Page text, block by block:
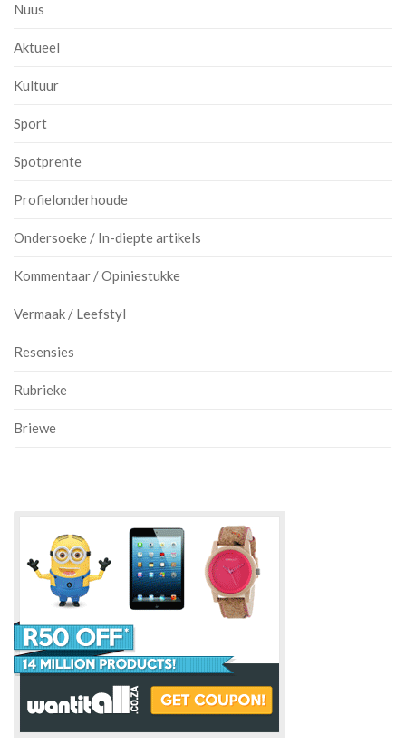
Nuus
Aktueel
Kultuur
Sport
Spotprente
Profielonderhoude
Ondersoeke / In-diepte artikels
Kommentaar / Opiniestukke
Vermaak / Leefstyl
Resensies
Rubrieke
Briewe